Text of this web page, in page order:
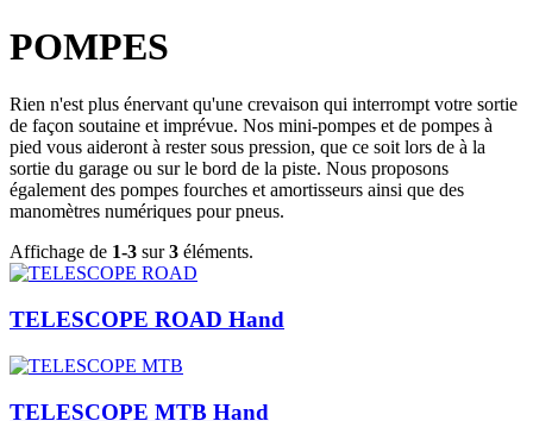
POMPES
Rien n'est plus énervant qu'une crevaison qui interrompt votre sortie
de façon soutaine et imprévue. Nos mini-pompes et de pompes à
pied vous aideront à rester sous pression, que ce soit lors de à la
sortie du garage ou sur le bord de la piste. Nous proposons
également des pompes fourches et amortisseurs ainsi que des
manomètres numériques pour pneus.
Affichage de 1-3 sur3 éléments.
TELESCOPE ROAD Hand
TELESCOPE MTB Hand